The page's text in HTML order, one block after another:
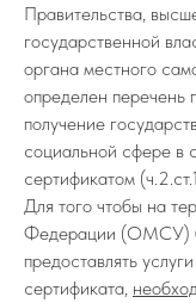
Правительства,
государственной
органа местного
определен перечень
получение
социальной сфере в
сертификатом
Для того чтобы на
Федерации (ОМСУ)
предоставлять
сертификата,